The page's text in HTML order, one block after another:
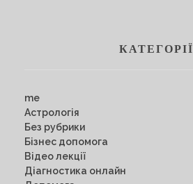
КАТЕГОРІЇ
me
Астрологія
Без рубрики
Бізнес допомога
Відео лекції
Діагностика онлайн